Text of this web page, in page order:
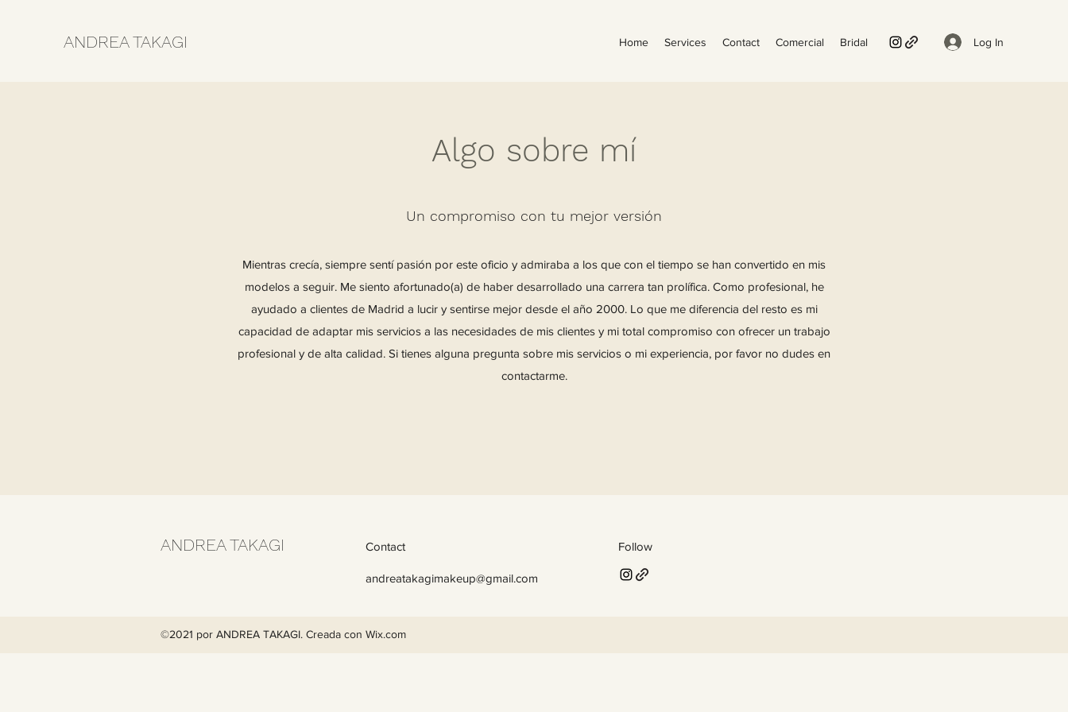
ANDREA TAKAGI Home Services Contact Comercial Bridal Log In
Algo sobre mí
Un compromiso con tu mejor versión
Mientras crecía, siempre sentí pasión por este oficio y admiraba a los que con el tiempo se han convertido en mis
modelos a seguir. Me siento afortunado(a) de haber desarrollado una carrera tan prolífica. Como profesional, he
ayudado a clientes de Madrid a lucir y sentirse mejor desde el año 2000. Lo que me diferencia del resto es mi
capacidad de adaptar mis servicios a las necesidades de mis clientes y mi total compromiso con ofrecer un trabajo
profesional y de alta calidad. Si tienes alguna pregunta sobre mis servicios o mi experiencia, por favor no dudes en
contactarme.
ANDREA TAKAGI Contact
andreatakagimakeup@gmail.com
Follow
©2021 por ANDREA TAKAGI. Creada con Wix.com